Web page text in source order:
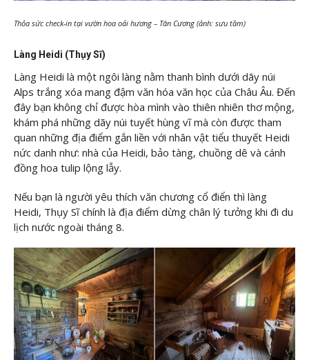
Thỏa sức check-in tại vườn hoa oải hương – Tân Cương (ảnh: sưu tầm)
Làng Heidi (Thụy Sĩ)
Làng Heidi là một ngôi làng nằm thanh bình dưới dãy núi
Alps trắng xóa mang đậm văn hóa văn học của Châu Âu. Đến
đây bạn không chỉ được hòa mình vào thiên nhiên thơ mộng,
khám phá những dãy núi tuyết hùng vĩ mà còn được tham
quan những địa điểm gắn liền với nhân vật tiểu thuyết Heidi
nức danh như: nhà của Heidi, bảo tàng, chuồng dê và cánh
đồng hoa tulip lộng lẫy.
Nếu bạn là người yêu thích văn chương cổ điển thì làng
Heidi, Thụy Sĩ chính là địa điểm dừng chân lý tưởng khi đi du
lịch nước ngoài tháng 8.